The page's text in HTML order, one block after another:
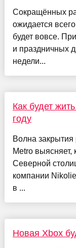
Сокращённых
ожидается
будет вовсе.
и праздничных
недели...
Как будет
году
Волна закрытия
Metro выясняет,
Северной
компании
в ...
Новая Xbox